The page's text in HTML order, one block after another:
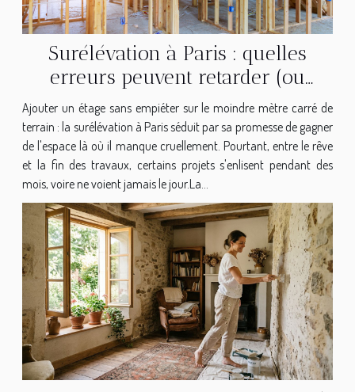
Surélévation à Paris : quelles
erreurs peuvent retarder (ou
bloquer) votre chantier ?
Ajouter un étage sans empiéter sur le moindre mètre carré de
terrain : la surélévation à Paris séduit par sa promesse de gagner
de l'espace là où il manque cruellement. Pourtant, entre le rêve
et la fin des travaux, certains projets s'enlisent pendant des
mois, voire ne voient jamais le jour.La...